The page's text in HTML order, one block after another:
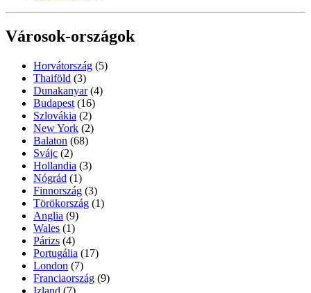
Városok-országok
Horvátország (5)
Thaiföld (3)
Dunakanyar (4)
Budapest (16)
Szlovákia (2)
New York (2)
Balaton (68)
Svájc (2)
Hollandia (3)
Nógrád (1)
Finnország (3)
Törökország (1)
Anglia (9)
Wales (1)
Párizs (4)
Portugália (17)
London (7)
Franciaország (9)
Izland (7)